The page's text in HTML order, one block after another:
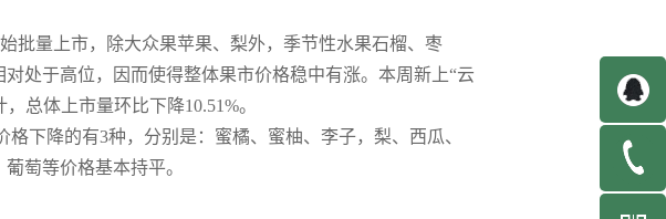
批量上市，除大众果苹果、梨外，季节性水果石榴、枣
处于高位，因而使得整体果市价格稳中有涨。本周新上“云
总体上市量环比下降10.51%。
下降的有3种，分别是：蜜橘、蜜柚、李子，梨、西瓜、
萄等价格基本持平。